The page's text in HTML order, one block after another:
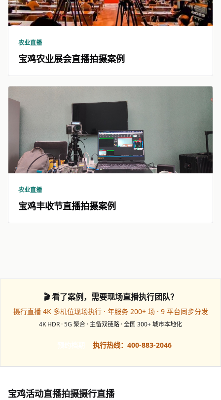
农业直播
宝鸡农业展会直播拍摄案例
农业直播
宝鸡丰收节直播拍摄案例
🎬 看了案例，需要现场直播执行团队？
摄行直播 4K 多机位现场执行 · 年服务 200+ 场 · 9 平台同步分发
4K HDR · 5G 聚合 · 主备双链路 · 全国 300+ 城市本地化
执行热线：400-883-2046
宝鸡活动直播拍摄摄行直播